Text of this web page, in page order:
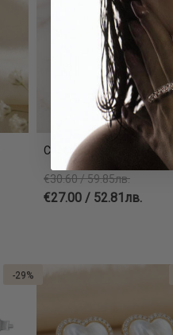
Сребърни обеци Хамса
€30.60 / 59.85лв.
€27.00 / 52.81лв.
-29%